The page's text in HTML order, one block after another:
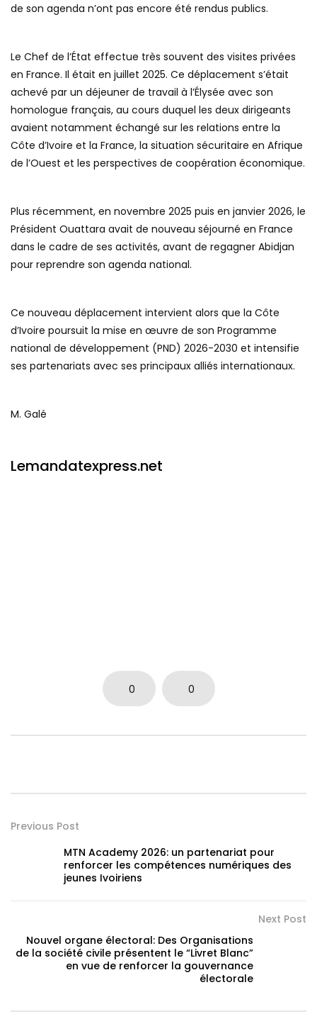
de son agenda n’ont pas encore été rendus publics.
Le Chef de l’État effectue très souvent des visites privées
en France. Il était en juillet 2025. Ce déplacement s’était
achevé par un déjeuner de travail à l’Élysée avec son
homologue français, au cours duquel les deux dirigeants
avaient notamment échangé sur les relations entre la
Côte d’Ivoire et la France, la situation sécuritaire en Afrique
de l’Ouest et les perspectives de coopération économique.
Plus récemment, en novembre 2025 puis en janvier 2026, le
Président Ouattara avait de nouveau séjourné en France
dans le cadre de ses activités, avant de regagner Abidjan
pour reprendre son agenda national.
Ce nouveau déplacement intervient alors que la Côte
d’Ivoire poursuit la mise en œuvre de son Programme
national de développement (PND) 2026-2030 et intensifie
ses partenariats avec ses principaux alliés internationaux.
M. Galé
Lemandatexpress.net
0 0
Previous Post
MTN Academy 2026: un partenariat pour
renforcer les compétences numériques des
jeunes Ivoiriens
Next Post
Nouvel organe électoral: Des Organisations
de la société civile présentent le “Livret Blanc”
en vue de renforcer la gouvernance
électorale